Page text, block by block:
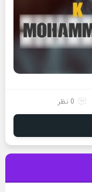
0 نظر